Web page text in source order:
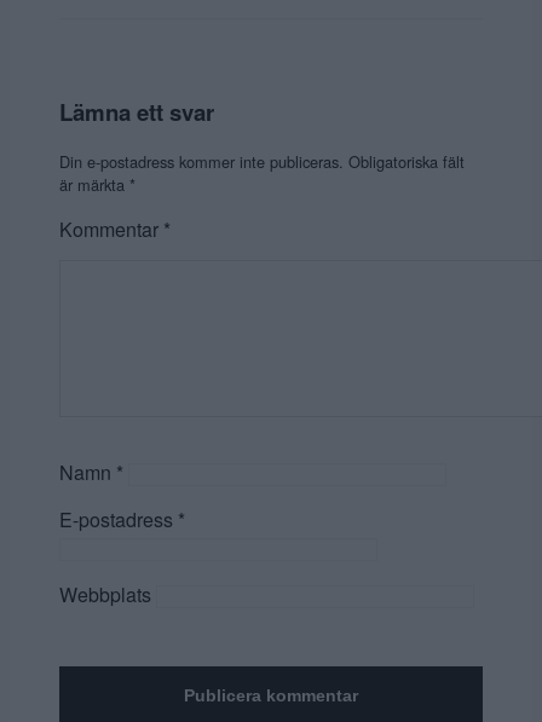
Lämna ett svar
Din e-postadress kommer inte publiceras. Obligatoriska fält
är märkta *
Kommentar *
Namn *
E-postadress *
Webbplats